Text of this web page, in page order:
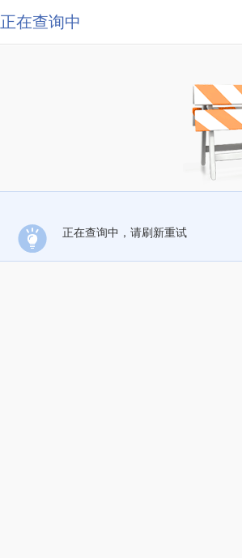
正在查询中
正在查询中，请刷新重试